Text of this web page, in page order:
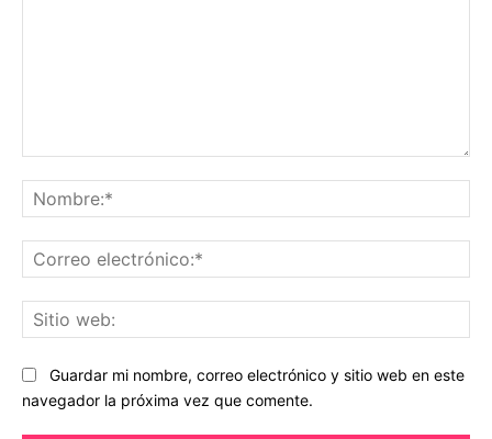
Guardar mi nombre, correo electrónico y sitio web en este
navegador la próxima vez que comente.